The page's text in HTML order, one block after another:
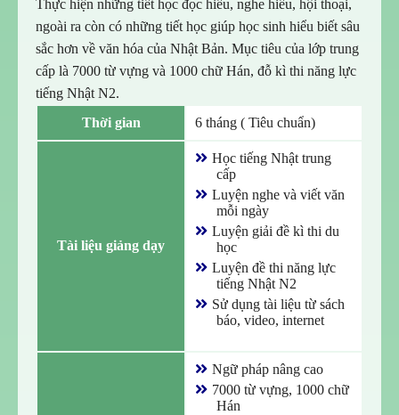
Thực hiện những tiết học đọc hiểu, nghe hiểu, hội thoại,
ngoài ra còn có những tiết học giúp học sinh hiểu biết sâu
sắc hơn về văn hóa của Nhật Bản. Mục tiêu của lớp trung
cấp là 7000 từ vựng và 1000 chữ Hán, đỗ kì thi năng lực
tiếng Nhật N2.
Thời gian
6 tháng ( Tiêu chuẩn)
Tài liệu giảng dạy
Học tiếng Nhật trung
cấp
Luyện nghe và viết văn
mỗi ngày
Luyện giải đề kì thi du
học
Luyện đề thi năng lực
tiếng Nhật N2
Sử dụng tài liệu từ sách
báo, video, internet
Ngữ pháp nâng cao
7000 từ vựng, 1000 chữ
Hán